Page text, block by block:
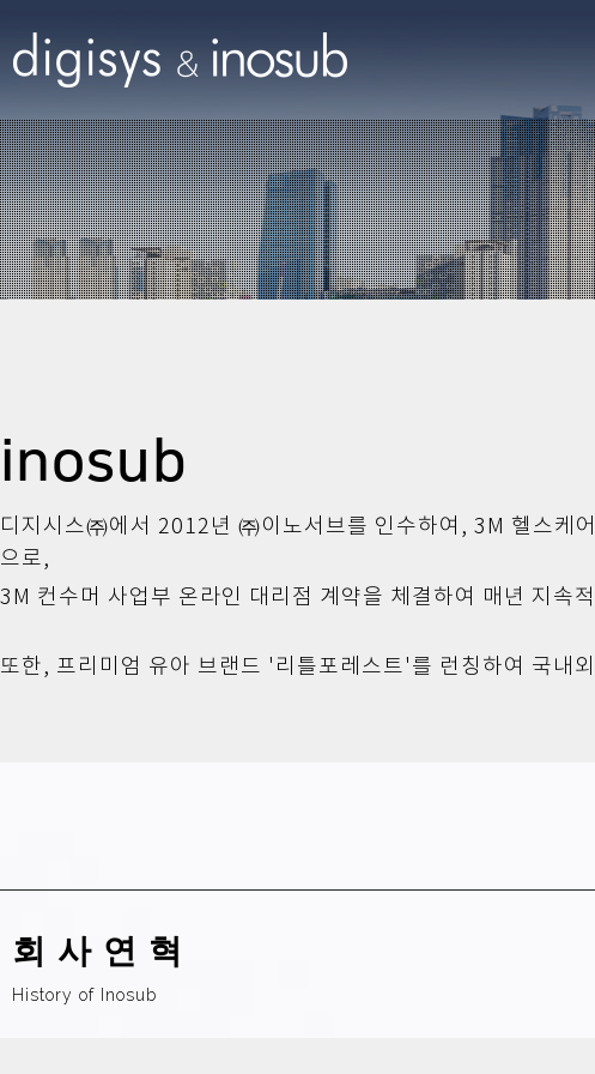
inosub
디지시스㈜에서 2012년 ㈜이노서브를 인수하여, 3M 헬스케
으로,
3M 컨수머 사업부 온라인 대리점 계약을 체결하여 매년 지속
또한, 프리미엄 유아 브랜드 '리틀포레스트'를 런칭하여 국내
회사연혁
History of Inosub